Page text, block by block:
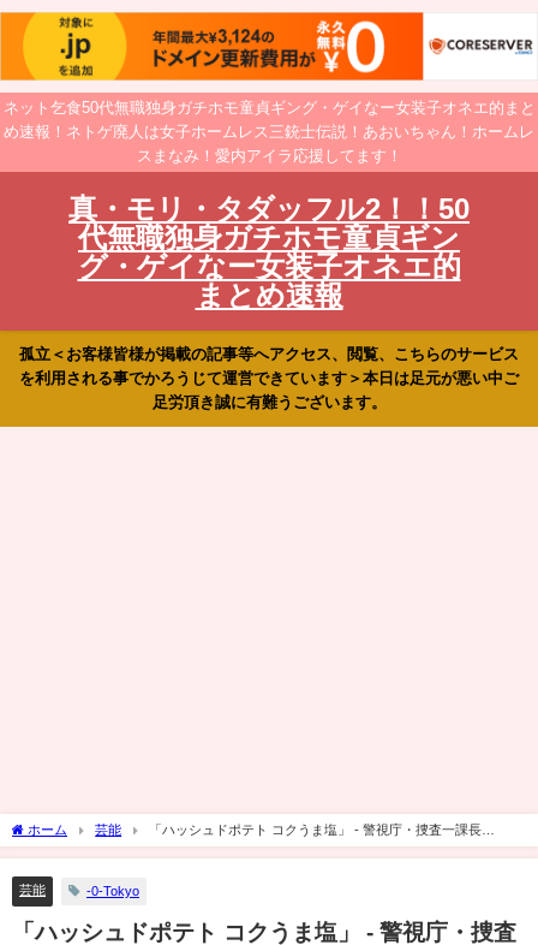
ネット乞食50代無職独身ガチホモ童貞ギング・ゲイなー女装子オネエ的まと
め速報！ネトゲ廃人は女子ホームレス三銃士伝説！あおいちゃん！ホームレ
スまなみ！愛内アイラ応援してます！
真・モリ・タダッフル2！！50
代無職独身ガチホモ童貞ギン
グ・ゲイなー女装子オネエ的
まとめ速報
孤立＜お客様皆様が掲載の記事等へアクセス、閲覧、こちらのサービス
を利用される事でかろうじて運営できています＞本日は足元が悪い中ご
足労頂き誠に有難うございます。
ホーム 芸能
「ハッシュドポテト コクうま塩」 - 警視庁・捜査一課長
2020（テレビ朝日）
芸能 -0-Tokyo
「ハッシュドポテト コクうま塩」 - 警視庁・捜査